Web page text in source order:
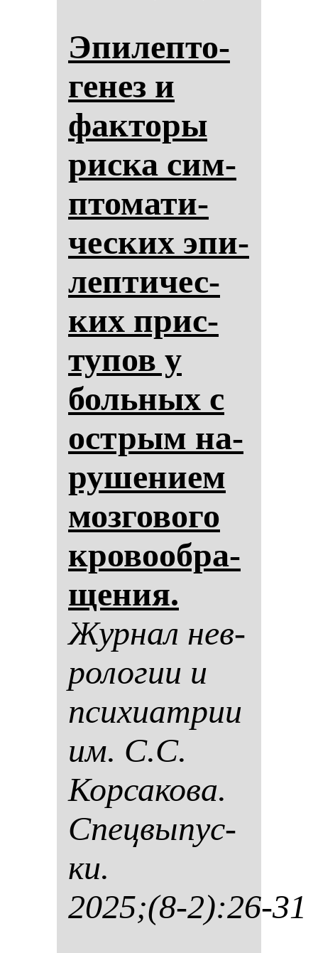
Эпи­леп­то­
ге­нез и
фак­то­ры
рис­ка сим­
пто­ма­ти­
чес­ких эпи­
леп­ти­чес­
ких прис­
ту­пов у
боль­ных с
ос­трым на­
ру­ше­ни­ем
моз­го­во­го
кро­во­об­ра­
ще­ния.
Жур­нал нев­
ро­ло­гии и
пси­хи­ат­рии
им. С.С.
Кор­са­ко­ва.
Спец­вы­пус­
ки.
2025;(8-2):26-31